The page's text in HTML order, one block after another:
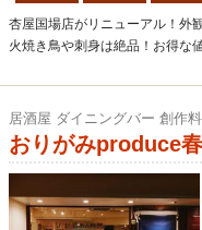
杏屋国場店がリニューアル！外
火焼き鳥や刺身は絶品！お得な
居酒屋 ダイニングバー 創作
おりがみproduce